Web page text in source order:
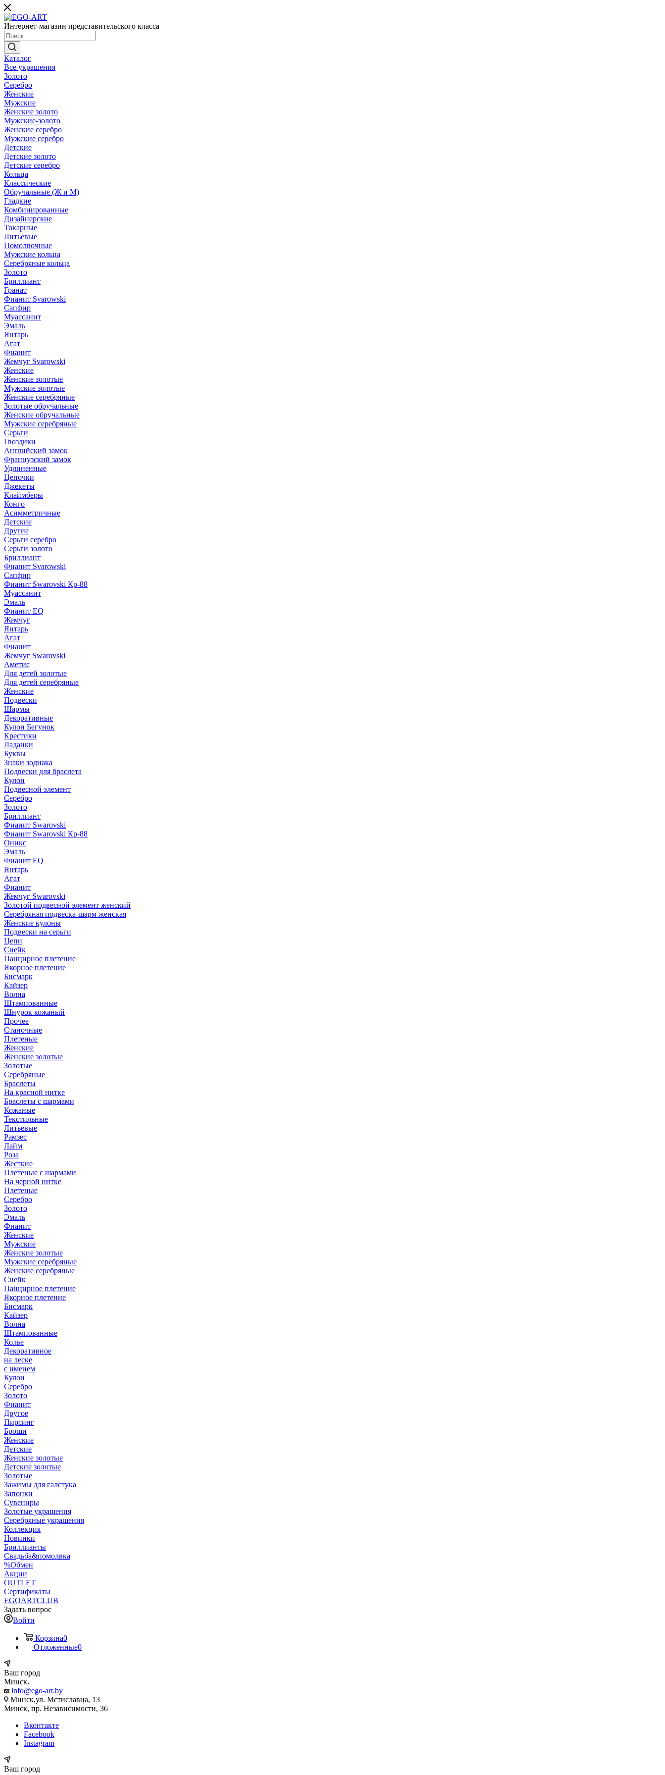
Интернет-магазин представительского класса
Каталог
Все украшения
Золото
Серебро
Женские
Мужские
Женские золото
Мужские-золото
Женские серебро
Мужские серебро
Детские
Детские золото
Детские серебро
Кольца
Классические
Обручальные (Ж и М)
Гладкие
Комбинированные
Дизайнерские
Токарные
Литьевые
Помолвочные
Мужские кольца
Серебряные кольца
Золото
Бриллиант
Гранат
Фианит Svarowski
Сапфир
Муассанит
Эмаль
Янтарь
Агат
Фианит
Жемчуг Svarowski
Женские
Женские золотые
Мужские золотые
Женские серебряные
Золотые обручальные
Женские обручальные
Мужские серебряные
Серьги
Гвоздики
Английский замок
Французский замок
Удлиненные
Цепочки
Джекеты
Клаймберы
Конго
Асимметричные
Детские
Другие
Серьги серебро
Серьги золото
Бриллиант
Фианит Svarowski
Сапфир
Фианит Swarovski Кр-88
Муассанит
Эмаль
Фианит EQ
Жемчуг
Янтарь
Агат
Фианит
Жемчуг Swarovski
Аметис
Для детей золотые
Для детей серебряные
Женские
Подвески
Шармы
Декоративные
Кулон Бегунок
Крестики
Ладанки
Буквы
Знаки зодиака
Подвески для браслета
Кулон
Подвесной элемент
Серебро
Золото
Бриллиант
Фианит Swarovski
Фианит Swarovski Кр-88
Оникс
Эмаль
Фианит EQ
Янтарь
Агат
Фианит
Жемчуг Swarovski
Золотой подвесной элемент женcкий
Серебряная подвеска-шарм женская
Женские кулоны
Подвески на серьги
Цепи
Снейк
Панцирное плетение
Якорное плетение
Бисмарк
Кайзер
Волна
Штампованные
Шнурок кожаный
Прочее
Станочные
Плетеные
Женские
Женские золотые
Золотые
Серебряные
Браслеты
На красной нитке
Браслеты с шармами
Кожаные
Текстильные
Литьевые
Рамзес
Лайм
Роза
Жесткие
Плетеные с шармами
На черной нитке
Плетеные
Серебро
Золото
Эмаль
Фианит
Женские
Мужские
Женские золотые
Мужские серебряные
Женские серебряные
Снейк
Панцирное плетение
Якорное плетение
Бисмарк
Кайзер
Волна
Штампованные
Колье
Декоративное
на леске
с именем
Кулон
Серебро
Золото
Фианит
Другое
Пирсинг
Броши
Женские
Детские
Женские золотые
Детские золотые
Золотые
Зажимы для галстука
Запонки
Сувениры
Золотые украшения
Серебряные украшения
Коллекция
Новинки
Бриллианты
Свадьба&помолвка
%Обмен
Акции
OUTLET
Сертификаты
EGOARTCLUB
Задать вопрос
Войти
Корзина0
Отложенные0
Ваш город
Минск
info@ego-art.by
Минск,ул. Мстиславца, 13
Минск, пр. Независимости, 36
Вконтакте
Facebook
Instagram
Ваш город